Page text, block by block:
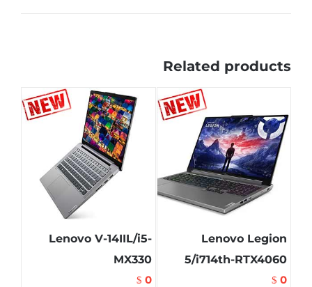
Related products
Lenovo Legion
5/i714th-RTX4060
$ 0
Lenovo V-14IIL/i5-
MX330
$ 0